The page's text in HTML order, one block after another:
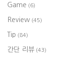
Game (6)
Review (45)
Tip (84)
간단 리뷰 (43)